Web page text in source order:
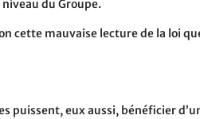
niveau du Groupe.
cette mauvaise lecture de la loi
puissent, eux aussi, bénéficier